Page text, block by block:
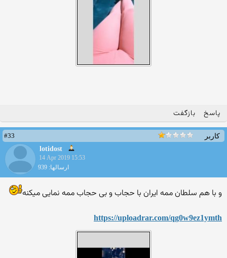
پاسخ بازگفت
کاربر
#33
lotidost
14 Apr 2019 15:53
ارسالها: 939
و با هم سلطان ممه ایران با حجاب و بی حجاب ممه نمایی میکنه
https://uploadrar.com/qg0w9ez1ymth